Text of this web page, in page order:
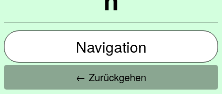
Navigation
← Zurückgehen